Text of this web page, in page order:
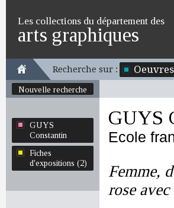
Les collections du département des
arts graphiques
Recherche sur : Oeuvres
Nouvelle recherche
GUYS
Constantin
Fiches
d'expositions (2)
GUYS
Ecole
Femme,
rose